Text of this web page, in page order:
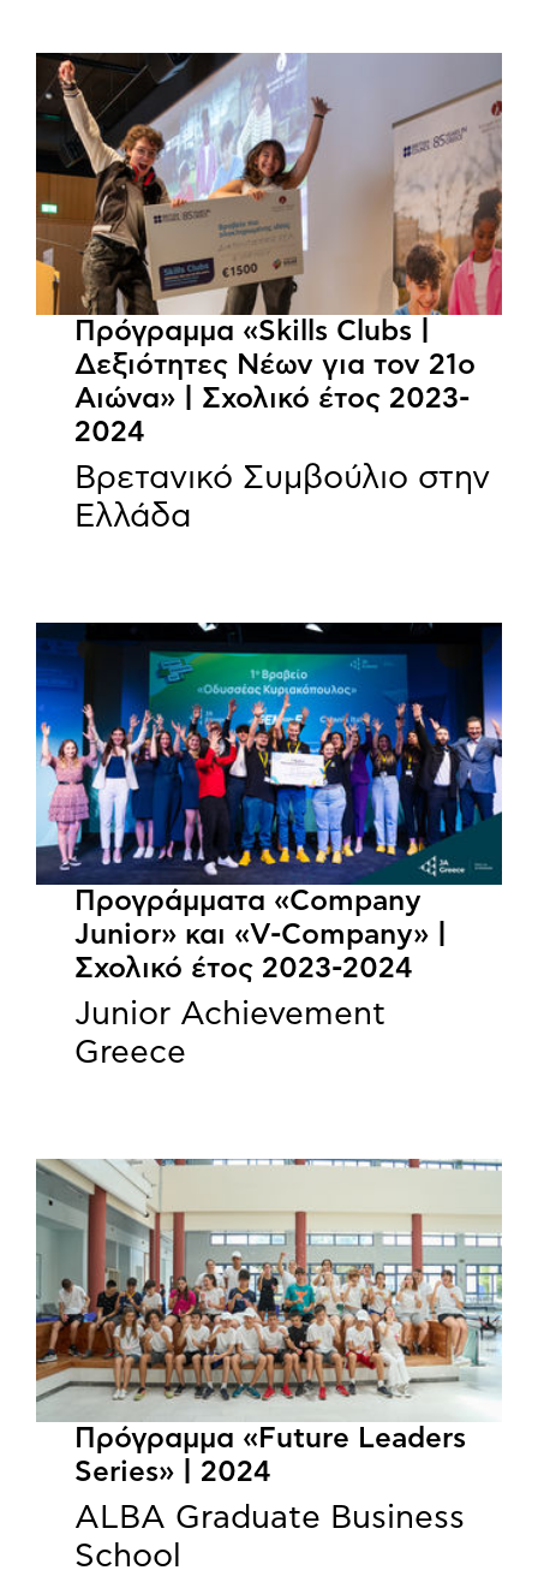
Πρόγραμμα «Skills Clubs |
Δεξιότητες Νέων για τον 21ο
Αιώνα» | Σχολικό έτος 2023-
2024
Βρετανικό Συμβούλιο στην
Ελλάδα
Προγράμματα «Company
Junior» και «V-Company» |
Σχολικό έτος 2023-2024
Junior Achievement
Greece
Πρόγραμμα «Future Leaders
Series» | 2024
ALBA Graduate Business
School